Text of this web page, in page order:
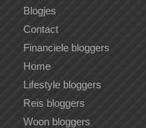
Blogjes
Contact
Financiele bloggers
Home
Lifestyle bloggers
Reis bloggers
Woon bloggers